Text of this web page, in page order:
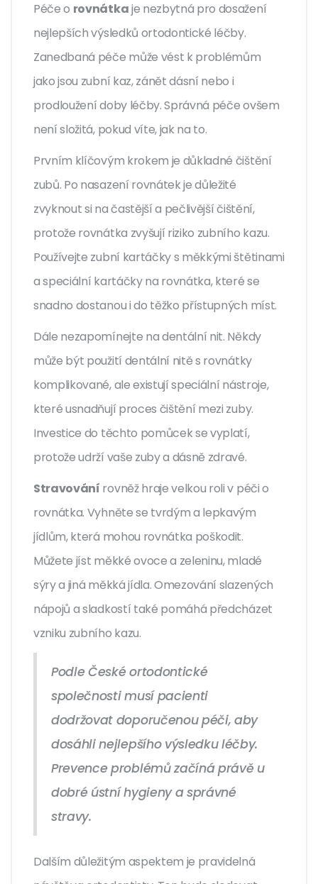
Péče o rovnátkaje nezbytná pro dosažení
nejlepších výsledků ortodontické léčby.
Zanedbaná péče může vést k problémům
jako jsou zubní kaz, zánět dásní nebo i
prodloužení doby léčby. Správná péče ovšem
není složitá, pokud víte, jak na to.
Prvním klíčovým krokem je důkladné čištění
zubů. Po nasazení rovnátek je důležité
zvyknout si na častější a pečlivější čištění,
protože rovnátka zvyšují riziko zubního kazu.
Používejte zubní kartáčky s měkkými štětinami
a speciální kartáčky na rovnátka, které se
snadno dostanou i do těžko přístupných míst.
Dále nezapomínejte na dentální nit. Někdy
může být použití dentální nitě s rovnátky
komplikované, ale existují speciální nástroje,
které usnadňují proces čištění mezi zuby.
Investice do těchto pomůcek se vyplatí,
protože udrží vaše zuby a dásně zdravé.
Stravování rovněž hraje velkou roli v péči o
rovnátka. Vyhněte se tvrdým a lepkavým
jídlům, která mohou rovnátka poškodit.
Můžete jíst měkké ovoce a zeleninu, mladé
sýry a jiná měkká jídla. Omezování slazených
nápojů a sladkostí také pomáhá předcházet
vzniku zubního kazu.
Podle České ortodontické
společnosti musí pacienti
dodržovat doporučenou péči, aby
dosáhli nejlepšího výsledku léčby.
Prevence problémů začíná právě u
dobré ústní hygieny a správné
stravy.
Dalším důležitým aspektem je pravidelná